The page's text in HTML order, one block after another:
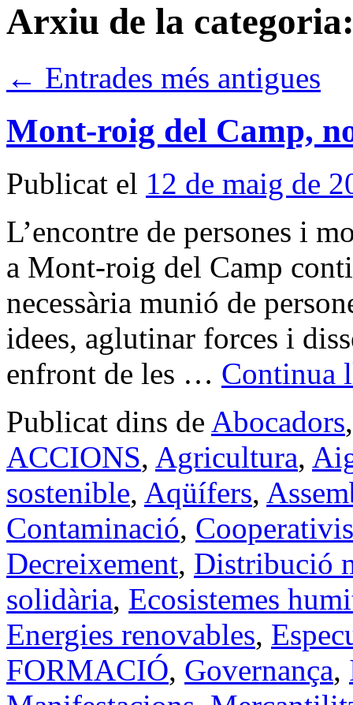
Arxiu de la
← Entrades més antigues
Mont-roig del Camp,
Publicat el 12 de maig de
L’encontre de persones i
a Mont-roig del Camp
necessària munió de
idees, aglutinar forces i
enfront de les … Continua
Publicat dins de Abocadors
ACCIONS, Agricultura,
sostenible, Aqüífers,
Contaminació,
Decreixement, Distribució
solidària, Ecosistemes
Energies renovables,
FORMACIÓ, Governança,